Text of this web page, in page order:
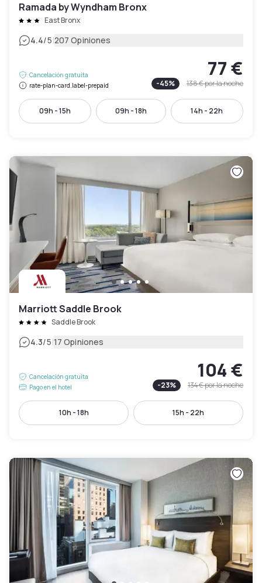
Ramada by Wyndham Bronx
East Bronx
4.4/5|207 Opiniones
Cancelación gratuita
rate-plan-card.label-prepaid
77 €
-45% 138 €por la noche
09h - 15h 09h - 18h 14h - 22h
Marriott Saddle Brook
Saddle Brook
4.3/5|17 Opiniones
Cancelación gratuita
Pago en el hotel
104 €
-23% 134 €por la noche
10h - 18h 15h - 22h